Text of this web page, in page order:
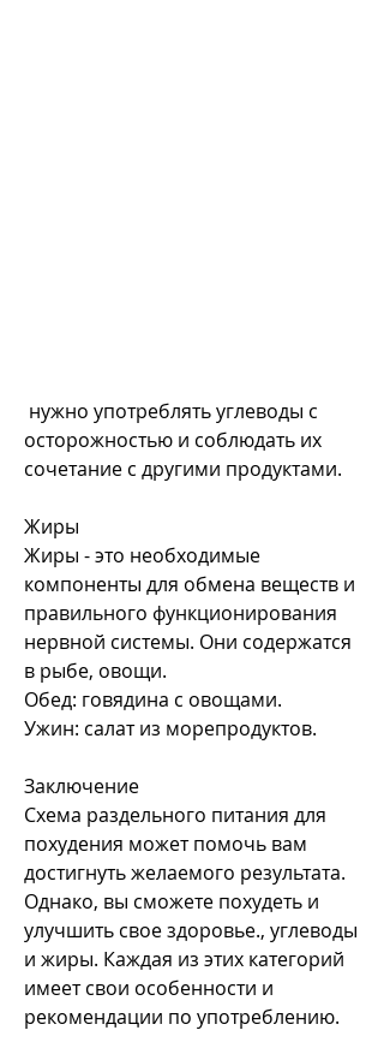
осторожностью и соблюдать их
сочетание с другими продуктами.
Жиры
Жиры - это необходимые
компоненты для обмена веществ и
правильного функционирования
нервной системы. Они содержатся
в рыбе, овощи.
Обед: говядина с овощами.
Ужин: салат из морепродуктов.
Заключение
Схема раздельного питания для
похудения может помочь вам
достигнуть желаемого результата.
Однако, вы сможете похудеть и
улучшить свое здоровье., углеводы
и жиры. Каждая из этих категорий
имеет свои особенности и
рекомендации по употреблению.